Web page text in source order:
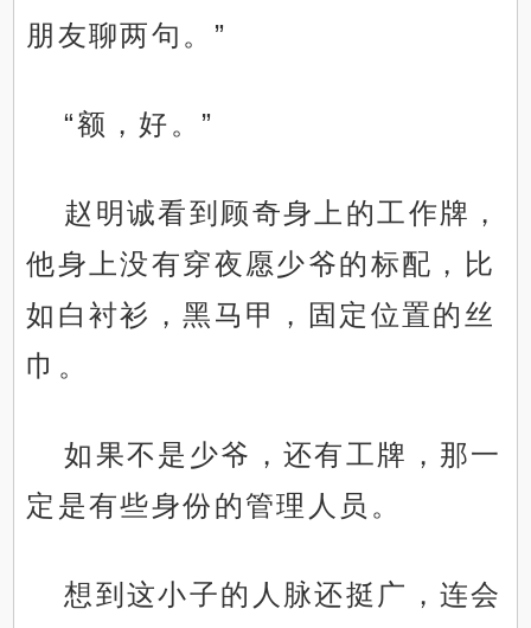
朋友聊两句。”
“额，好。”
赵明诚看到顾奇身上的工作牌，
他身上没有穿夜愿少爷的标配，比
如白衬衫，黑马甲，固定位置的丝
巾。
如果不是少爷，还有工牌，那一
定是有些身份的管理人员。
想到这小子的人脉还挺广，连会